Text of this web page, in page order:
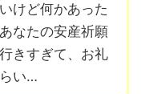
けど何かあった
なたの安産祈願
きすぎて、お礼
い…